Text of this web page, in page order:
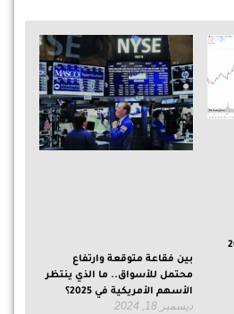
بين فقاعة متوقعة وارتفاع
محتمل للأسواق.. ما الذي ينتظر
الأسهم الأمريكية في 2025؟
ديسمبر 18, 2024